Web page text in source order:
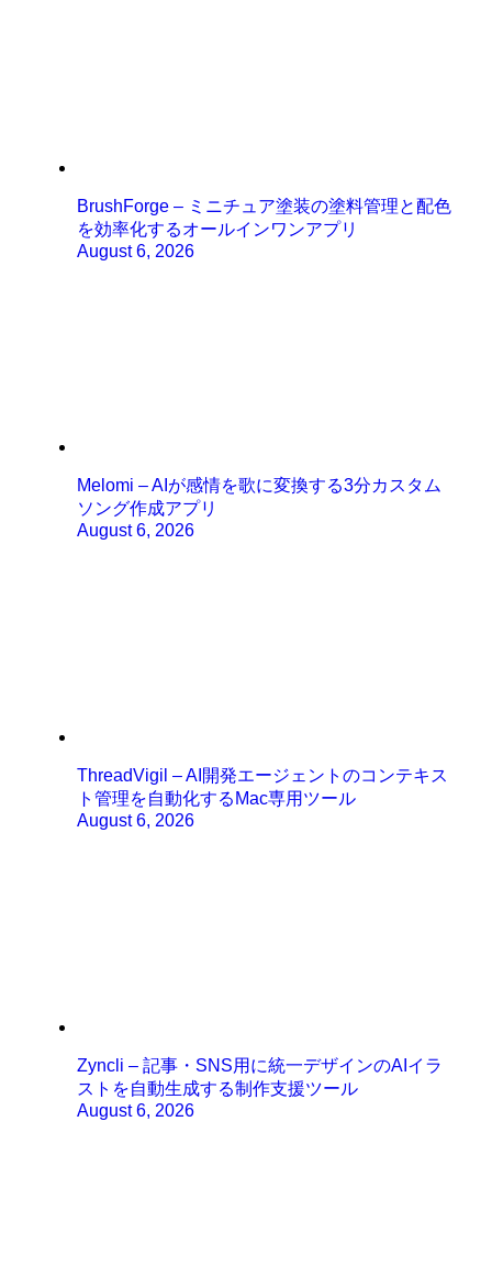
BrushForge – ミニチュア塗装の塗料管理と配色
を効率化するオールインワンアプリ
August 6, 2026
Melomi – AIが感情を歌に変換する3分カスタム
ソング作成アプリ
August 6, 2026
ThreadVigil – AI開発エージェントのコンテキス
ト管理を自動化するMac専用ツール
August 6, 2026
Zyncli – 記事・SNS用に統一デザインのAIイラ
ストを自動生成する制作支援ツール
August 6, 2026